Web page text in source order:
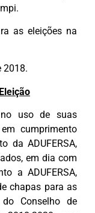
as eleições na
2018.
no uso de suas
cumprimento
da ADUFERSA,
em dia com
a ADUFERSA,
chapas para as
Conselho de